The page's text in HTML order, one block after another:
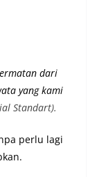
dari
yang kami
Standart).
perlu lagi